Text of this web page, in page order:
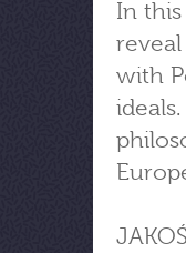
In
with